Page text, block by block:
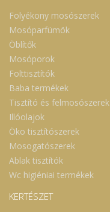
Folyékony mosószerek
Mosóparfümök
Öblítők
Mosóporok
Folttisztítók
Baba termékek
Tisztító és felmosószerek
Illóolajok
Öko tisztítószerek
Mosogatószerek
Ablak tisztítók
Wc higiéniai termékek
KERTÉSZET